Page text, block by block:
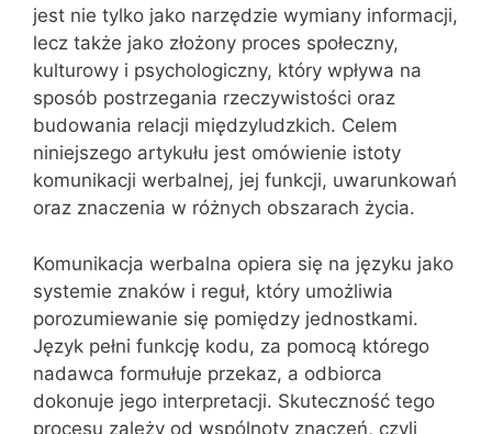
jest nie tylko jako narzędzie wymiany informacji,
lecz także jako złożony proces społeczny,
kulturowy i psychologiczny, który wpływa na
sposób postrzegania rzeczywistości oraz
budowania relacji międzyludzkich. Celem
niniejszego artykułu jest omówienie istoty
komunikacji werbalnej, jej funkcji, uwarunkowań
oraz znaczenia w różnych obszarach życia.
Komunikacja werbalna opiera się na języku jako
systemie znaków i reguł, który umożliwia
porozumiewanie się pomiędzy jednostkami.
Język pełni funkcję kodu, za pomocą którego
nadawca formułuje przekaz, a odbiorca
dokonuje jego interpretacji. Skuteczność tego
procesu zależy od wspólnoty znaczeń, czyli